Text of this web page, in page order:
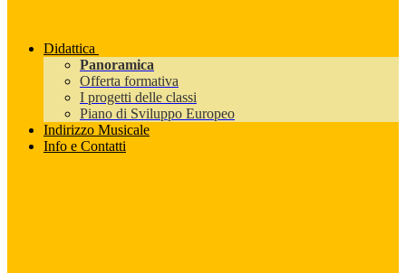
Didattica
Panoramica
Offerta formativa
I progetti delle classi
Piano di Sviluppo Europeo
Indirizzo Musicale
Info e Contatti